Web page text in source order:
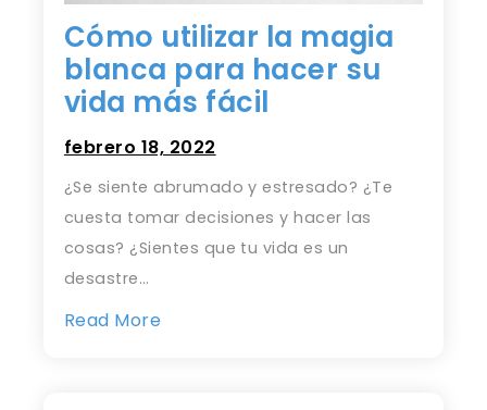
Cómo utilizar la magia
blanca para hacer su
vida más fácil
febrero 18, 2022
¿Se siente abrumado y estresado? ¿Te
cuesta tomar decisiones y hacer las
cosas? ¿Sientes que tu vida es un
desastre…
Read More